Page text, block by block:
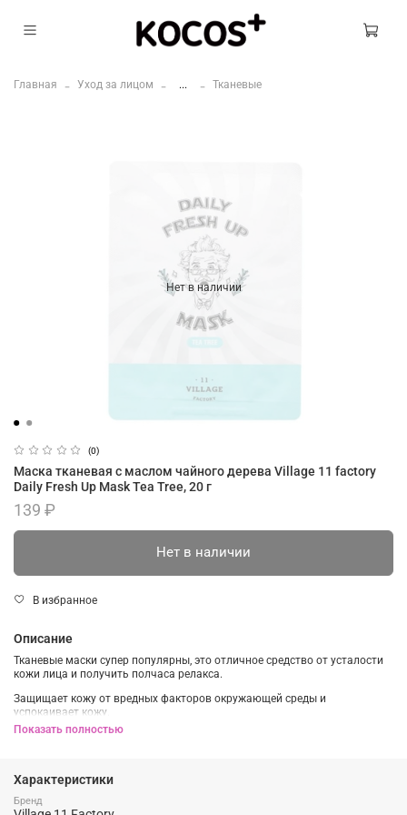
Главная Уход за лицом ... Тканевые
Нет в наличии
(0)
Маска тканевая с маслом чайного дерева Village 11 factory
Daily Fresh Up Mask Tea Tree, 20 г
139 ₽
Нет в наличии
В избранное
Описание
Тканевые маски супер популярны, это отличное средство от усталости
кожи лица и получить полчаса релакса.
Защищает кожу от вредных факторов окружающей среды и
успокаивает кожу.
Подробнее о составе:
противовоспалительным и противовирусным средством. Оно быстро
снимает воспаления и ускоряет процессы заживления.
Показать полностью
Характеристики
Бренд